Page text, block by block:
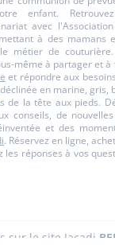
enfant.
avec
à des mamans
métier de
même à partager et
et répondre aux
déclinée en marine, gris,
de la tête aux pieds.
conseils, de
et des
. Réservez en ligne,
les réponses à vos
sur le site Jacadi